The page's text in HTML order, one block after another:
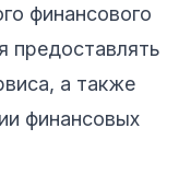
финансового
предоставлять
а также
финансовых